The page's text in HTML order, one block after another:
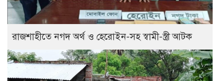
রাজশাহীতে নগদ অর্থ ও হেরোইন-সহ স্বামী-স্ত্রী আটক